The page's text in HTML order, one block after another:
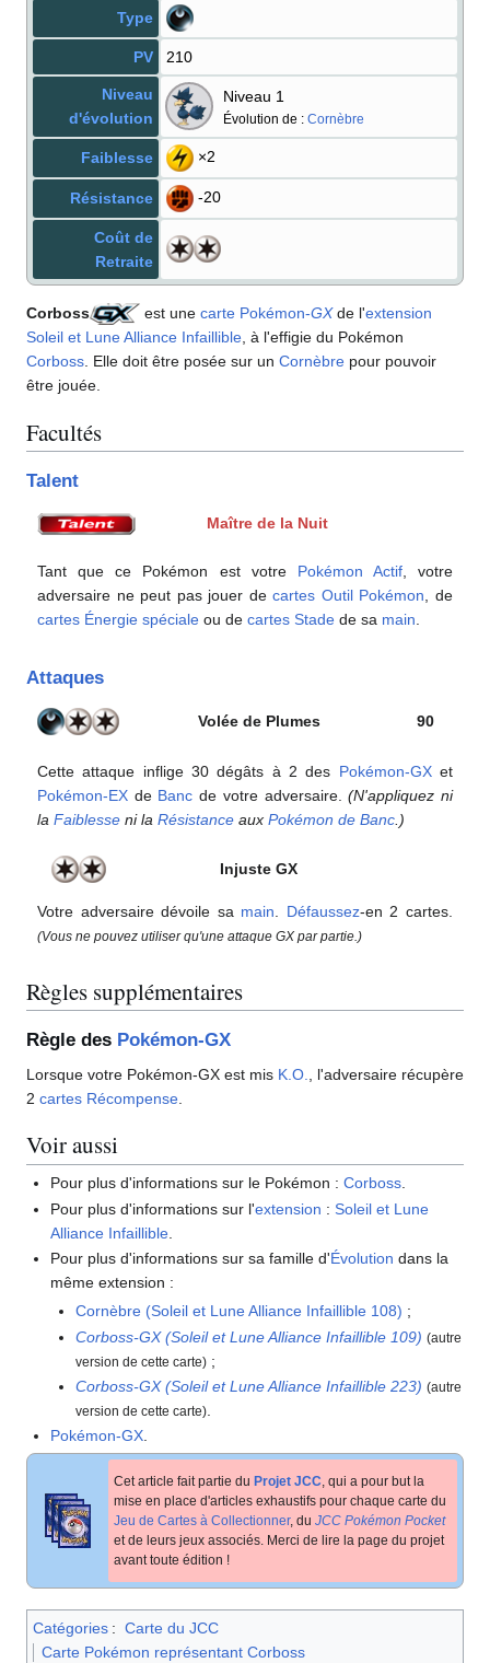
Type
PV 210
Niveau
d'évolution
Niveau 1
Évolution de : Cornèbre
Faiblesse ×2
Résistance -20
Coût de
Retraite
Corboss est une carte Pokémon-GXde l'extension
Soleil et Lune Alliance Infaillible, à l'effigie du Pokémon
Corboss. Elle doit être posée sur un Cornèbre pour pouvoir
être jouée.
Facultés
Talent
Maître de la Nuit
Tant que ce Pokémon est votre Pokémon Actif, votre
adversaire ne peut pas jouer decartes Outil Pokémon , de
cartes Énergie spéciale ou de cartes Stade de sa main
Attaques
Volée de Plumes 90
Cette attaque inflige 30 dégâts à 2 des Pokémon-GXet
Pokémon-EX de Banc de votre adversaire.(N'appliquez ni
la Faiblesse ni la Résistance aux Pokémon de Banc .)
Injuste GX
Votre adversaire dévoile sa main Défaussez-en 2 cartes.
(Vous ne pouvez utiliser qu'une attaque GX par partie.)
Règles supplémentaires
Règle des Pokémon-GX
Lorsque votre Pokémon-GX est mis K.O.
, l'adversaire récupère
2 cartes Récompense
Voir aussi
Pour plus d'informations sur le Pokémon :Corboss
Pour plus d'informations sur l'extension :Soleil et Lune
Alliance Infaillible
Pour plus d'informations sur sa famille d'Évolution dans la
même extension :
Cornèbre (Soleil et Lune Alliance Infaillible 108) ;
Corboss-GX (Soleil et Lune Alliance Infaillible 109) (autre
version de cette carte) ;
Corboss-GX (Soleil et Lune Alliance Infaillible 223) (autre
version de cette carte).
Pokémon-GX.
Cet article fait partie du Projet JCC, qui a pour but la
mise en place d'articles exhaustifs pour chaque carte du
Jeu de Cartes à Collectionner, du JCC Pokémon Pocket
et de leurs jeux associés. Merci de lire la page du projet
avant toute édition !
Catégories : Carte du JCC
Carte Pokémon représentant Corboss